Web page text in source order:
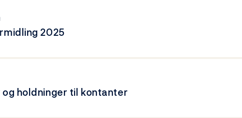
2025
holdninger til kontanter